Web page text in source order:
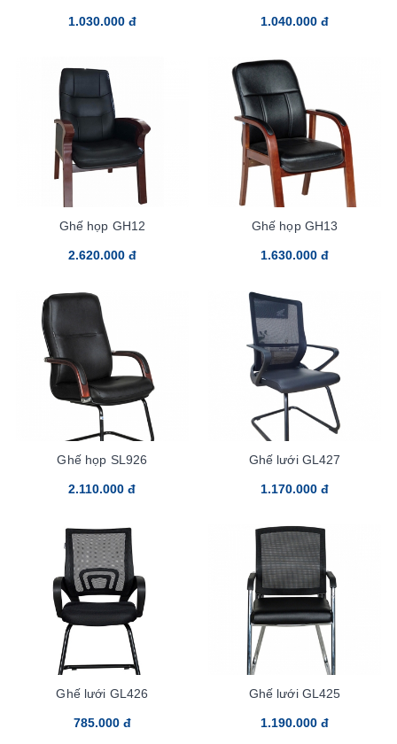
1.030.000 đ 1.040.000 đ
Ghế họp GH12
2.620.000 đ
Ghế họp GH13
1.630.000 đ
Ghế họp SL926
2.110.000 đ
Ghế lưới GL427
1.170.000 đ
Ghế lưới GL426
785.000 đ
Ghế lưới GL425
1.190.000 đ